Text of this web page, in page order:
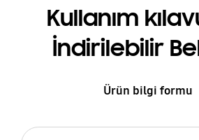
Kullanım
İndirilebilir
Ürün bilgi formu